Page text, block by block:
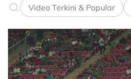
Video Terkini & Popular